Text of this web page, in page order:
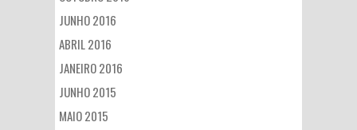
JUNHO 2016
ABRIL 2016
JANEIRO 2016
JUNHO 2015
MAIO 2015